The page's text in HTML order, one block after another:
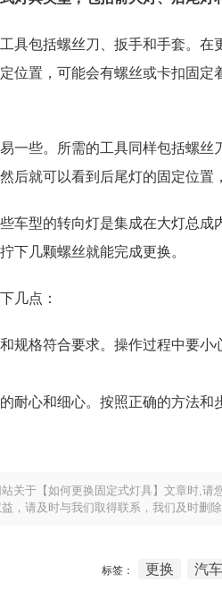
具包括螺丝刀、扳手和手套。
位置，可能会有螺丝或卡扣固
一些。所需的工具同样包括螺
后就可以看到后尾灯的固定位置
车型的转向灯是集成在大灯总
下几颗螺丝就能完成更换。
几点：
规格符合要求。操作过程中要
耐心和细心。按照正确的方法
关于【如何更换固定式灯具】文章时,
，请及时与我们取得联系，我们及时删除
标签： 更换 汽车